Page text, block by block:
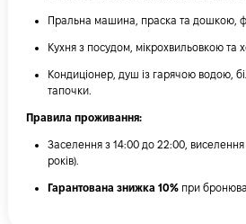
Пральна машина, праска та дошкою,
Кухня з посудом, мікрохвильовкою та
Кондиціонер, душ із гарячою водою,
тапочки.
Правила проживання:
Заселення з 14:00 до 22:00, виселення
років).
Гарантована знижка 10% при